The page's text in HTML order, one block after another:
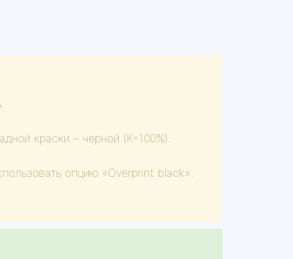
краски – черной (К=100%).
опцию «Overprint black».